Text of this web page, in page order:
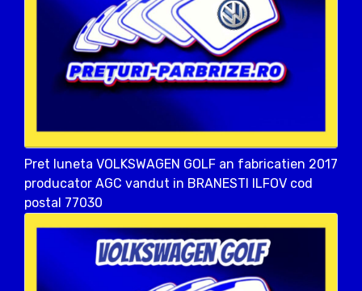
Pret luneta VOLKSWAGEN GOLF an fabricatien 2017
producator AGC vandut in BRANESTI ILFOV cod
postal 77030